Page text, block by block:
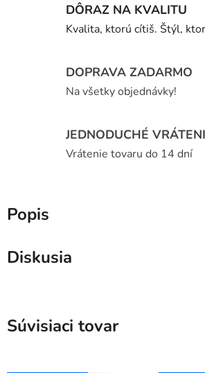
DÔRAZ NA KVALITU
Kvalita, ktorú cítiš. Štýl,
DOPRAVA ZADARMO
Na všetky objednávky!
JEDNODUCHÉ
Vrátenie tovaru do 14 dní
Popis
Diskusia
Súvisiaci tovar